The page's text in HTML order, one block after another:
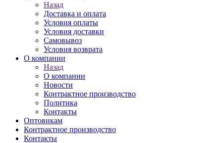
Назад
Доставка и оплата
Условия оплаты
Условия доставки
Самовывоз
Условия возврата
О компании
Назад
О компании
Новости
Контрактное производство
Политика
Контакты
Оптовикам
Контрактное производство
Контакты